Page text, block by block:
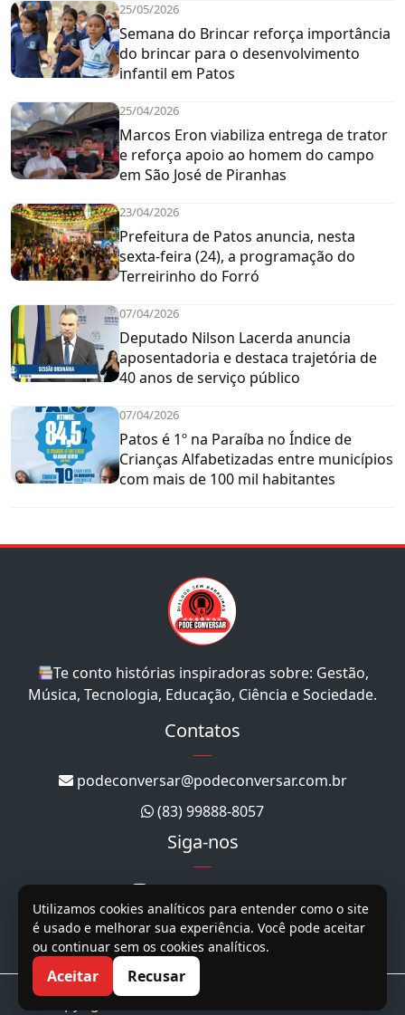
25/05/2026
Semana do Brincar reforça importância
do brincar para o desenvolvimento
infantil em Patos
25/04/2026
Marcos Eron viabiliza entrega de trator
e reforça apoio ao homem do campo
em São José de Piranhas
23/04/2026
Prefeitura de Patos anuncia, nesta
sexta-feira (24), a programação do
Terreirinho do Forró
07/04/2026
Deputado Nilson Lacerda anuncia
aposentadoria e destaca trajetória de
40 anos de serviço público
07/04/2026
Patos é 1º na Paraíba no Índice de
Crianças Alfabetizadas entre municípios
com mais de 100 mil habitantes
Te conto histórias inspiradoras sobre: Gestão,
Música, Tecnologia, Educação, Ciência e Sociedade.
Contatos
podeconversar@podeconversar.com.br
(83) 99888-8057
Siga-nos
@podeconversar
@podeconversar
Utilizamos cookies analíticos para entender como o site
é usado e melhorar sua experiência. Você pode aceitar
ou continuar sem os cookies analíticos.
Aceitar Recusar